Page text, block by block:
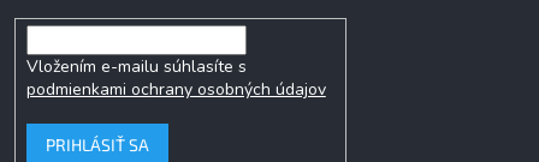
Vložením e-mailu súhlasíte s
podmienkami ochrany osobných údajov
PRIHLÁSIŤ SA